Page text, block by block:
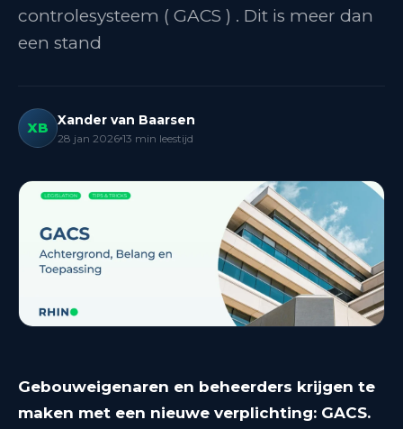
controlesysteem ( GACS ) . Dit is meer dan
een stand
XB Xander van Baarsen
28 jan 2026 13 min leestijd
Gebouweigenaren en beheerders krijgen te
maken met een nieuwe verplichting: GACS.